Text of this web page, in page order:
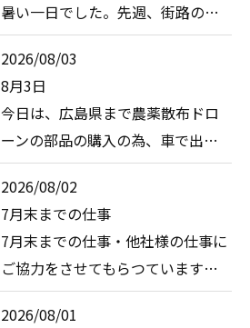
暑い一日でした。先週、街路の…
2026/08/03
8月3日
今日は、広島県まで農薬散布ドロ
ーンの部品の購入の為、車で出…
2026/08/02
7月末までの仕事
7月末までの仕事・他社様の仕事に
ご協力をさせてもらつています…
2026/08/01